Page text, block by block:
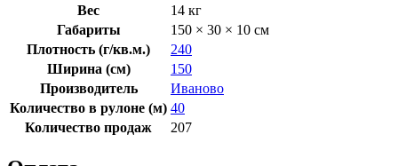
Вес
14 кг
Габариты
150 × 30 × 10 см
Плотность (г/кв.м.)
240
Ширина (см)
150
Производитель
Иваново
Количество в рулоне (м) 40
Количество продаж
207